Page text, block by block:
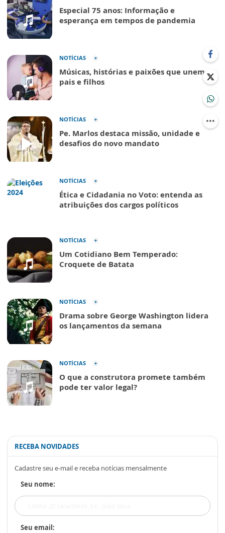
Especial 75 anos: Informação e
esperança em tempos de pandemia
NOTÍCIAS
Músicas, histórias e paixões que unem
pais e filhos
NOTÍCIAS
Pe. Marlos destaca missão, unidade e
desafios do novo mandato
NOTÍCIAS
Ética e Cidadania no Voto: entenda as
atribuições dos cargos políticos
NOTÍCIAS
Um Cotidiano Bem Temperado:
Croquete de Batata
NOTÍCIAS
Drama sobre George Washington lidera
os lançamentos da semana
NOTÍCIAS
O que a construtora promete também
pode ter valor legal?
RECEBA NOVIDADES
Cadastre seu e-mail e receba notícias mensalmente
Seu nome:
Seu email: